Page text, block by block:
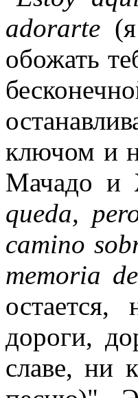
adоrarte
обожать
ключом и
Мачадо и
queda,
camino
memoria
дороги,
славе, ни